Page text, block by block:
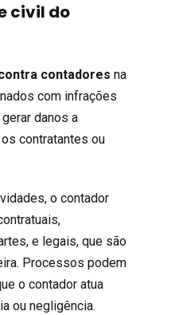
civil do
contadores na
com infrações
danos a
contratantes ou
o contador
e legais, que são
Processos podem
o contador atua
ou negligência.